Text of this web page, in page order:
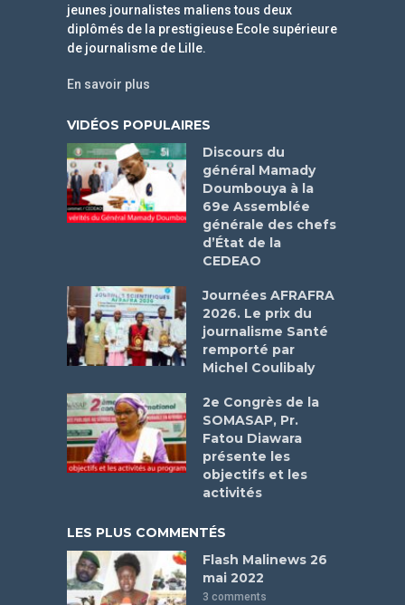
jeunes journalistes maliens tous deux
diplômés de la prestigieuse Ecole supérieure
de journalisme de Lille.
En savoir plus
VIDÉOS POPULAIRES
Discours du
général Mamady
Doumbouya à la
69e Assemblée
générale des chefs
d’État de la
CEDEAO
Journées AFRAFRA
2026. Le prix du
journalisme Santé
remporté par
Michel Coulibaly
2e Congrès de la
SOMASAP, Pr.
Fatou Diawara
présente les
objectifs et les
activités
LES PLUS COMMENTÉS
Flash Malinews 26
mai 2022
3 comments